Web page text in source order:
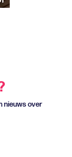
nieuws over